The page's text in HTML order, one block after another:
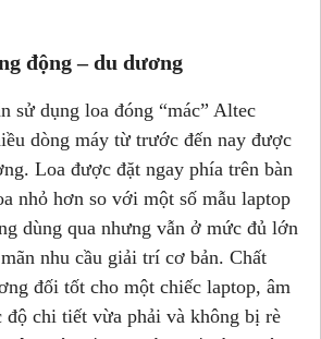
động – du dương
sử dụng loa đóng “mác” Altec
dòng máy từ trước đến nay được
Loa được đặt ngay phía trên bàn
nhỏ hơn so với một số mẫu laptop
dùng qua nhưng vẫn ở mức đủ lớn
nhu cầu giải trí cơ bản. Chất
đối tốt cho một chiếc laptop, âm
độ chi tiết vừa phải và không bị rè